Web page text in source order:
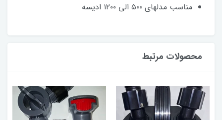
مناسب مدلهای ۵۰۰ الی ۱۲۰۰ ادیسه
محصولات مرتبط